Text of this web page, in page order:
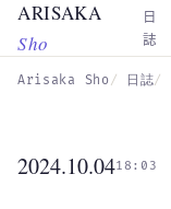
Skip to main content
ARISAKA
Sho
日
誌
Arisaka Sho 日誌
2024.10.0418:03